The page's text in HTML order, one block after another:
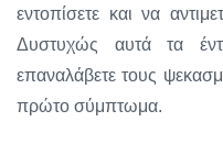
εντοπίσετε και να
Δυστυχώς αυτά τα
επαναλάβετε τους
πρώτο σύμπτωμα.